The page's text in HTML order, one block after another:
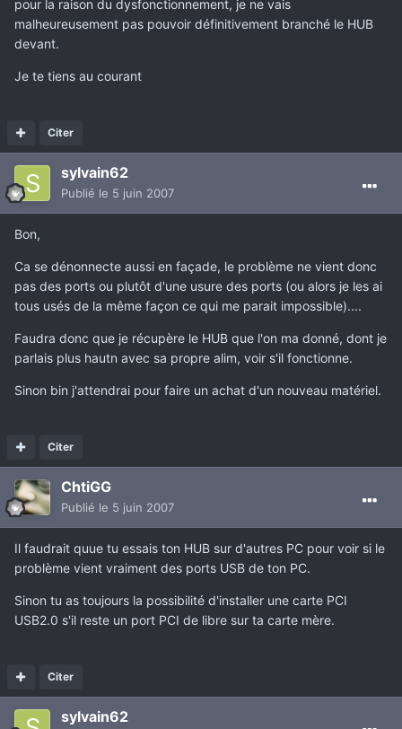
pour la raison du dysfonctionnement, je ne vais
malheureusement pas pouvoir définitivement branché le HUB
devant.
Je te tiens au courant
Citer
sylvain62
Publié le 5 juin 2007
Bon,
Ca se dénonnecte aussi en façade, le problème ne vient donc
pas des ports ou plutôt d'une usure des ports (ou alors je les ai
tous usés de la même façon ce qui me parait impossible)....
Faudra donc que je récupère le HUB que l'on ma donné, dont je
parlais plus hautn avec sa propre alim, voir s'il fonctionne.
Sinon bin j'attendrai pour faire un achat d'un nouveau matériel.
Citer
ChtiGG
Publié le 5 juin 2007
Il faudrait quue tu essais ton HUB sur d'autres PC pour voir si le
problème vient vraiment des ports USB de ton PC.
Sinon tu as toujours la possibilité d'installer une carte PCI
USB2.0 s'il reste un port PCI de libre sur ta carte mère.
Citer
sylvain62